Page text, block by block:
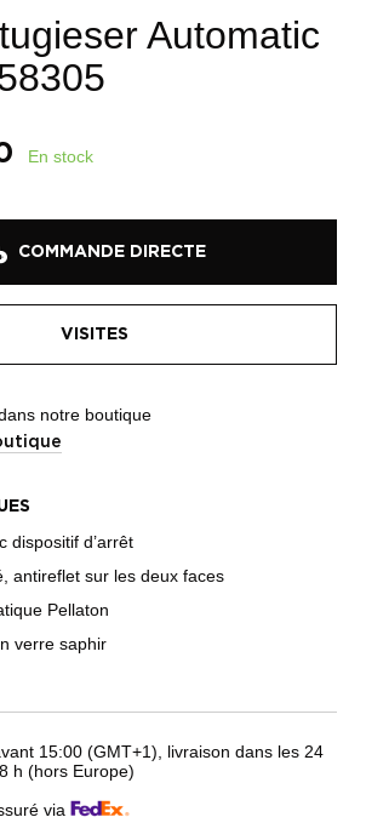
Automatic
En stock
COMMANDE DIRECTE
VISITES
notre boutique
dispositif d’arrêt
antireflet sur les deux faces
Pellaton
verre saphir
15:00 (GMT+1), livraison dans les 24
h (hors Europe)
via